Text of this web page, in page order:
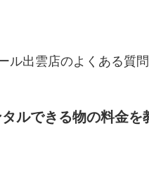
ル出雲店のよくある質
ルできる物の料金を